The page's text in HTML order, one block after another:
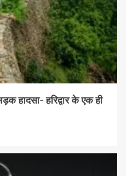
हादसा- हरिद्वार के एक ही